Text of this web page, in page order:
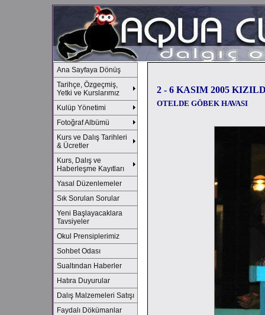
Ana Sayfaya Dönüş
Tarihçe, Özgeçmiş,
Yetki ve Kurslarımız
Kulüp Yönetimi
Fotoğraf Albümü
Kurs ve Dalış Tarihleri
& Ücretler
Kurs, Dalış ve
Haberleşme Kayıtları
Yasal Düzenlemeler
Sık Sorulan Sorular
Yeni Başlayacaklara
Tavsiyeler
Okul Prensiplerimiz
Sohbet Odası
Sualtından Haberler
Hatıra Duyurular
Dalış Malzemeleri Satışı
Faydalı Dökümanlar
2 - 6 KASIM 2005
OTELDE GÖBEK HAVASI